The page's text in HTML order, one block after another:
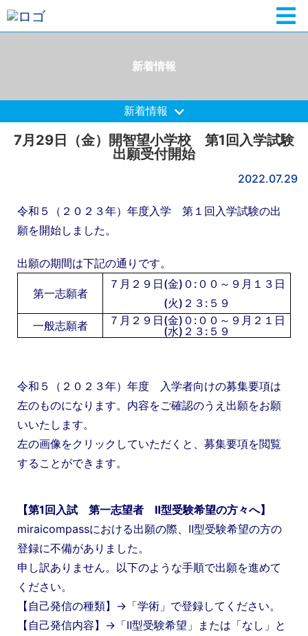
新着情報
新着情報
7月29日（金）開智望小学校 第1回入学試験
出願受付開始
2022.07.29
令和５（２０２３年）年度入学 第１回入学試験の出
願を開始しました。
出願の期間は下記の通りです。
第一志願者
７月２９日(金)０:００～９月１３日
(火)２３:５９
一般志願者
７月２９日(金)０:００～９月２１日
(水)２３:５９
令和５（２０２３年）年度 入学者向けの募集要項は
左のものになります。内容をご確認のうえ出願をお願
いいたします。
左の画像をクリックしていただくと、募集要項を閲覧
することができます。
【第1回入試 第一志望者 Ⅱ型受験希望の方々へ】
miraicompassにおける出願の際、Ⅱ型受験希望の方の
登録に不備がありました。
申し訳ありません。以下のような手順で出願を進めて
ください。
【自己発信の種類】→「学術」で登録してください。
【自己発信内容】→「Ⅱ型受験希望」または「なし」と